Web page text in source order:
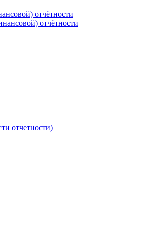
отчётности
отчётности
отчетности)